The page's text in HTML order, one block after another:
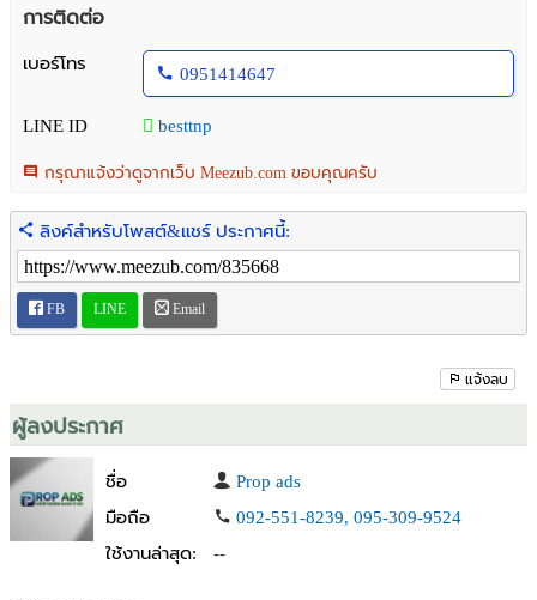
- สามารถต่อยอดทางธุรกิจได้เป็นอย่างดี กำไรงาม พื้นที่ผืนใหญ่
- พื้นที่อยู่ข้างหลัง การยางแห่งประเทศไทย จ.พังงา
- การยางแห่งประเทศไทย จ.พังงา
- ถนนเพชรเกษม
- ปั้มน้ำมันบางจาก 300 เมตร
- ตัวเมืองพังงา 9.6 กิโลเมตร
- ตัวเมืองภูเก็ต 88 กิโลเมตร
- สถานที่ท่องเที่ยวอีกหลายแห่ง
ราคาขาย : ราคารวม 9,000,000 บาท (ราคาต่อรองได้ )
- ใกล้สถานที่เที่ยว ใกล้ตัวเมืองพังงา และใกล้ภูเก็ต เดินทางสบาย
- เหมาะในการทำโกดังหรือใช้พื้นที่เยอะๆ ง่ายต่อการขนส่งไปในพื้นที่
ต่างๆ
สนใจติดต่อ
คุณเบส : 095-1414647 (เจ้าของขายเอง)
การติดต่อ
เบอร์โทร
0951414647
LINE ID besttnp
กรุณาแจ้งว่าดูจากเว็บ Meezub.com ขอบคุณครับ
ลิงค์สำหรับโพสต์&แชร์ ประกาศนี้:
FB LINE Email
แจ้งลบ
ผู้ลงประกาศ
ชื่อ
Prop ads
มือถือ
092-551-8239, 095-309-9524
ใช้งานล่าสุด:
--